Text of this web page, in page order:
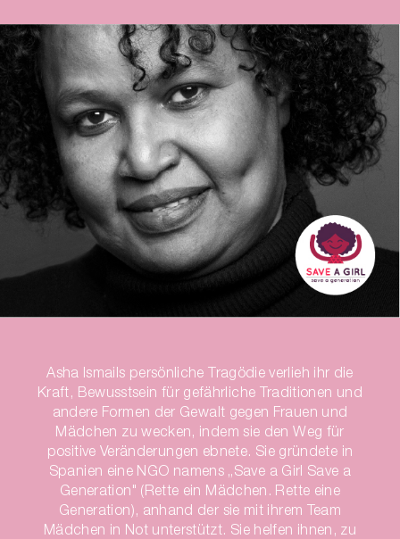
Asha Ismails persönliche Tragödie verlieh ihr die
Kraft, Bewusstsein für gefährliche Traditionen und
andere Formen der Gewalt gegen Frauen und
Mädchen zu wecken, indem sie den Weg für
positive Veränderungen ebnete. Sie gründete in
Spanien eine NGO namens „Save a Girl Save a
Generation" (Rette ein Mädchen. Rette eine
Generation), anhand der sie mit ihrem Team
Mädchen in Not unterstützt. Sie helfen ihnen, zu